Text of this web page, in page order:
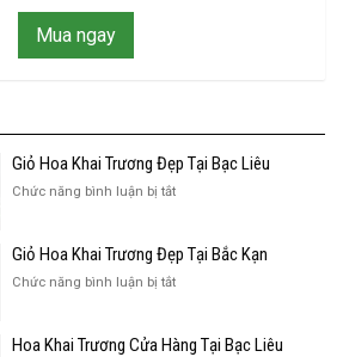
Mua ngay
Giỏ Hoa Khai Trương Đẹp Tại Bạc Liêu
Chức năng bình luận bị tắtở
Khai
Đẹp
Liêu
Giỏ Hoa Khai Trương Đẹp Tại Bắc Kạn
Chức năng bình luận bị tắtở
Khai
Hoa Khai Trương Cửa Hàng Tại Bạc Liêu